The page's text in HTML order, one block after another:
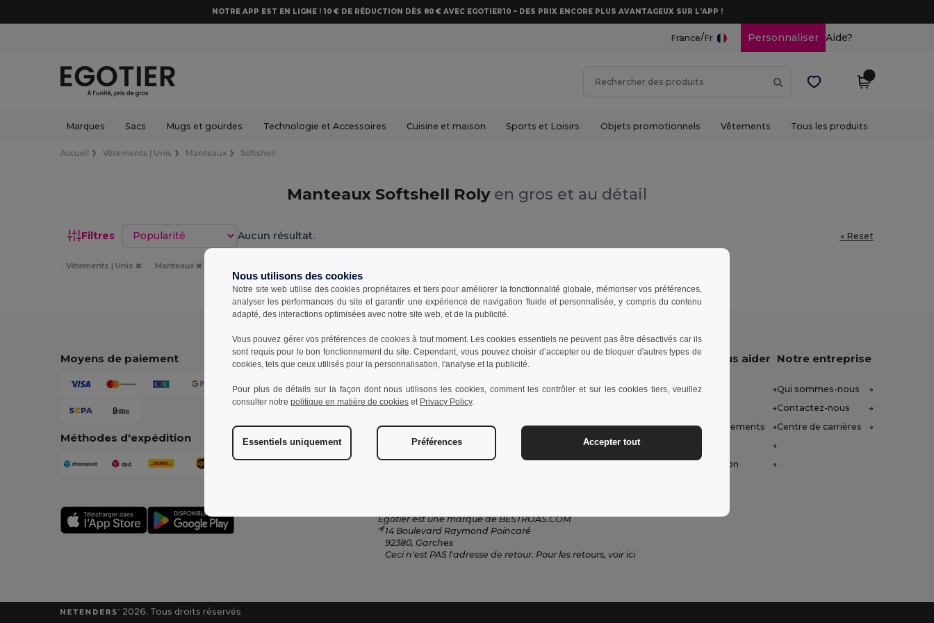
NOTRE APP EST EN LIGNE ! 10 € DE RÉDUCTION DÈS 80 € AVEC EGOTIER10 – DES PRIX ENCORE PLUS AVANTAGEUX SUR L’APP !
France/Fr Personnaliser Aide?
Marques Sacs Mugs et gourdes Technologie et Accessoires Cuisine et maison Sports et Loisirs Objets promotionnels Vêtements Tous les produits
Accueil Vêtements | Unis Manteaux Softshell
Manteaux Softshell Roly en gros et au détail
Filtres Trier par Aucun résultat. « Reset
Vêtements | Unis Manteaux
Moyens de paiement
Méthodes d'expédition
Contactez-nous
Service Client
client@egotier.fr
Ventes
ventes@egotier.fr
Egotier est une marque de BESTROAS.COM
14 Boulevard Raymond Poincaré
92380, Garches
Ceci n'est PAS l'adresse de retour. Pour les retours, voir ici
Laissez-nous vous aider
Centre d'aide (FAQ)
Retours et remboursements
Glossaire
Méthodes d'expédition
Notre entreprise
Qui sommes-nous
Contactez-nous
Centre de carrières
2026. Tous droits réservés
Nous utilisons des cookies
Notre site web utilise des cookies propriétaires et tiers pour améliorer la fonctionnalité globale, mémoriser vos préférences,
analyser les performances du site et garantir une expérience de navigation fluide et personnalisée, y compris du contenu
adapté, des interactions optimisées avec notre site web, et de la publicité.
Vous pouvez gérer vos préférences de cookies à tout moment. Les cookies essentiels ne peuvent pas être désactivés car ils
sont requis pour le bon fonctionnement du site. Cependant, vous pouvez choisir d’accepter ou de bloquer d'autres types de
cookies, tels que ceux utilisés pour la personnalisation, l'analyse et la publicité.
Pour plus de détails sur la façon dont nous utilisons les cookies, comment les contrôler et sur les cookies tiers, veuillez
consulter notre politique en matière de cookies et Privacy Policy.
Essentiels uniquement Préférences Accepter tout